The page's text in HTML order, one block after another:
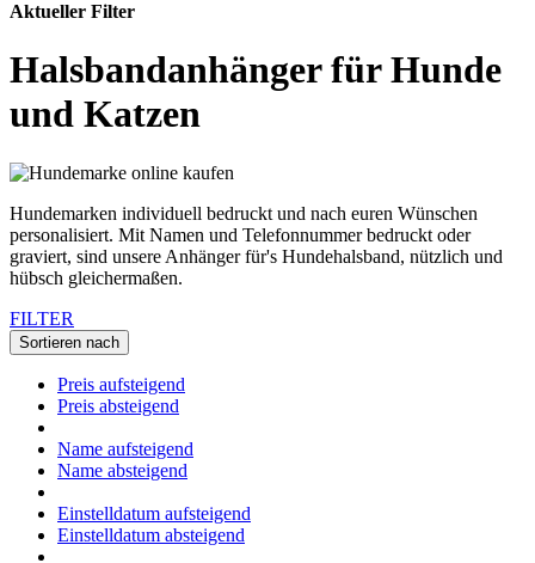
Aktueller Filter
Halsbandanhänger für Hunde
und Katzen
Hundemarken individuell bedruckt und nach euren Wünschen
personalisiert. Mit Namen und Telefonnummer bedruckt oder
graviert, sind unsere Anhänger für's Hundehalsband, nützlich und
hübsch gleichermaßen.
FILTER
Sortieren nach
Preis aufsteigend
Preis absteigend
Name aufsteigend
Name absteigend
Einstelldatum aufsteigend
Einstelldatum absteigend